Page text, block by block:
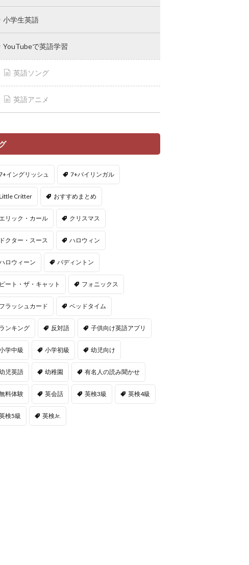
小学生英語
YouTubeで英語学習
英語ソング
英語アニメ
イングリッシュ 7+バイリンガル
Critter おすすめまとめ
エリック・カール クリスマス
ドクター・スース ハロウィン
ロウィーン パディントン
ピート・ザ・キャット フォニックス
フラッシュカード ベッドタイム
ランキング 反対語 子供向け英語アプリ
学中級 小学初級 幼児向け
児英語 幼稚園 有名人の読み聞かせ
料体験 英会話 英検3級 英検4級
検5級 英検Jr.